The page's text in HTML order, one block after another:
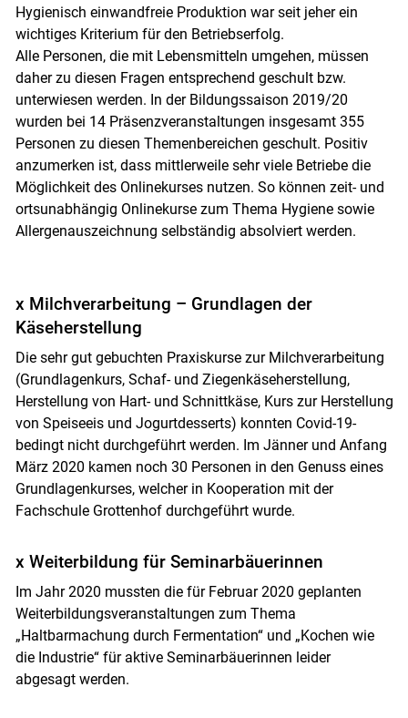
Hygienisch einwandfreie Produktion war seit jeher ein
wichtiges Kriterium für den Betriebserfolg.
Alle Personen, die mit Lebensmitteln umgehen, müssen
daher zu diesen Fragen entsprechend geschult bzw.
unterwiesen werden. In der Bildungssaison 2019/20
wurden bei 14 Präsenzveranstaltungen insgesamt 355
Personen zu diesen Themenbereichen geschult. Positiv
anzumerken ist, dass mittlerweile sehr viele Betriebe die
Möglichkeit des Onlinekurses nutzen. So können zeit- und
ortsunabhängig Onlinekurse zum Thema Hygiene sowie
Allergenauszeichnung selbständig absolviert werden.
x Milchverarbeitung – Grundlagen der
Käseherstellung
Die sehr gut gebuchten Praxiskurse zur Milchverarbeitung
(Grundlagenkurs, Schaf- und Ziegenkäseherstellung,
Herstellung von Hart- und Schnittkäse, Kurs zur Herstellung
von Speiseeis und Jogurtdesserts) konnten Covid-19-
bedingt nicht durchgeführt werden. Im Jänner und Anfang
März 2020 kamen noch 30 Personen in den Genuss eines
Grundlagenkurses, welcher in Kooperation mit der
Fachschule Grottenhof durchgeführt wurde.
x Weiterbildung für Seminarbäuerinnen
Im Jahr 2020 mussten die für Februar 2020 geplanten
Weiterbildungsveranstaltungen zum Thema
„Haltbarmachung durch Fermentation“ und „Kochen wie
die Industrie“ für aktive Seminarbäuerinnen leider
abgesagt werden.